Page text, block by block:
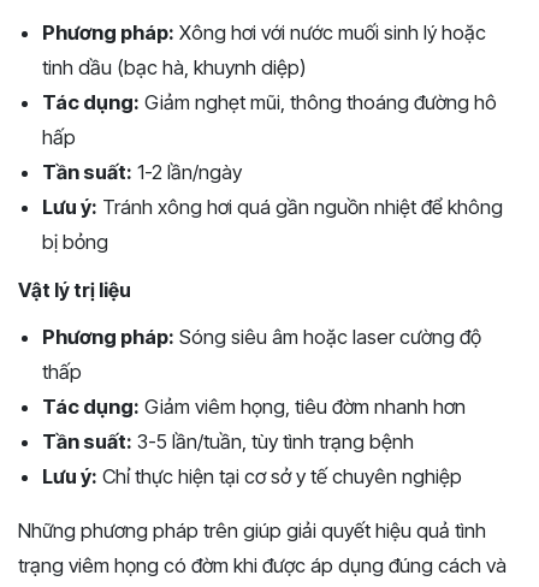
Phương pháp: Xông hơi với nước muối sinh lý hoặc
tinh dầu (bạc hà, khuynh diệp)
Tác dụng: Giảm nghẹt mũi, thông thoáng đường hô
hấp
Tần suất: 1-2 lần/ngày
Lưu ý: Tránh xông hơi quá gần nguồn nhiệt để không
bị bỏng
Vật lý trị liệu
Phương pháp: Sóng siêu âm hoặc laser cường độ
thấp
Tác dụng: Giảm viêm họng, tiêu đờm nhanh hơn
Tần suất: 3-5 lần/tuần, tùy tình trạng bệnh
Lưu ý: Chỉ thực hiện tại cơ sở y tế chuyên nghiệp
Những phương pháp trên giúp giải quyết hiệu quả tình
trạng viêm họng có đờm khi được áp dụng đúng cách và